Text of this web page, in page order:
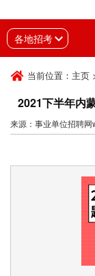
各地招考
当前位置： 主页
2021下半年内
来源：事业单位招聘